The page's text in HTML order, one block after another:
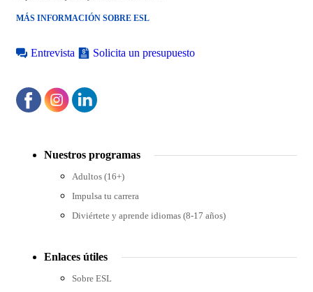
MÁS INFORMACIÓN SOBRE ESL
Entrevista Solicita un presupuesto
menu
Nuestros programas
Adultos (16+)
Impulsa tu carrera
Diviértete y aprende idiomas (8-17 años)
Enlaces útiles
Sobre ESL